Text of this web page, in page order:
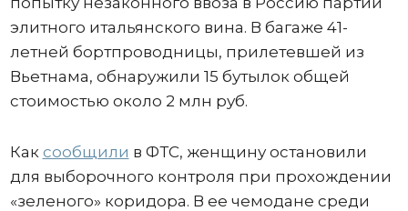
элитного итальянского вина. В багаже 41-
летней бортпроводницы, прилетевшей из
Вьетнама, обнаружили 15 бутылок общей
стоимостью около 2 млн руб.
Как сообщили в ФТС, женщину остановили
для выборочного контроля при прохождении
«зеленого» коридора. В ее чемодане среди